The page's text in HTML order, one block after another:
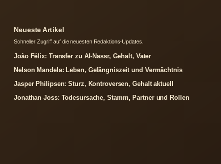
Neueste Artikel
Schneller Zugriff auf die neuesten Redaktions-Updates.
João Félix: Transfer zu Al-Nassr, Gehalt, Vater
Nelson Mandela: Leben, Gefängniszeit und Vermächtnis
Jasper Philipsen: Sturz, Kontroversen, Gehalt aktuell
Jonathan Joss: Todesursache, Stamm, Partner und Rollen